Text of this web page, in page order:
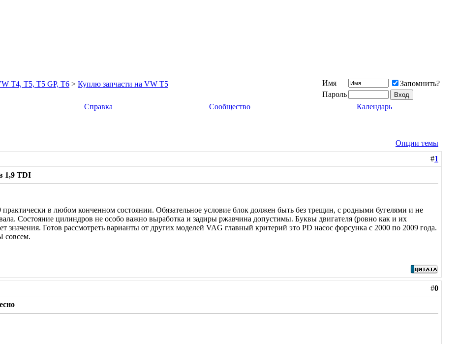
Т5, T5 GP, T6 > Куплю запчасти на VW T5 Имя
Запомнить?
Пароль
Справка Сообщество Календарь
Опции темы
#1
1,9 TDI
в любом конченном состоянии. Обязательное условие блок должен быть без трещин, с родными бугелями и не
Состояние цилиндров не особо важно выработка и задиры ржавчина допустимы. Буквы двигателя (ровно как и их
значения. Готов рассмотреть варианты от других моделей VAG главный критерий это PD насос форсунка с 2000 по 2009 года.
#0